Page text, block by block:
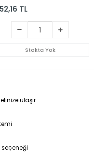
TL
Stokta Yok
ulaşır.